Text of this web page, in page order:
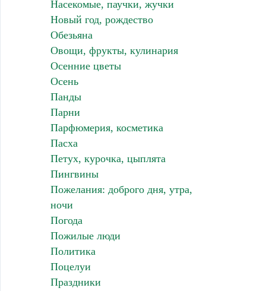
Насекомые, паучки, жучки
Новый год, рождество
Обезьяна
Овощи, фрукты, кулинария
Осенние цветы
Осень
Панды
Парни
Парфюмерия, косметика
Пасха
Петух, курочка, цыплята
Пингвины
Пожелания: доброго дня, утра,
ночи
Погода
Пожилые люди
Политика
Поцелуи
Праздники